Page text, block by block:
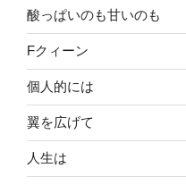
酸っぱいのも甘いのも
Fクィーン
個人的には
翼を広げて
人生は